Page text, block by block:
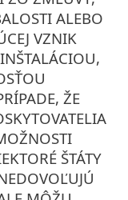
ALEBO
VZNIK
ŽE
ŠTÁTY